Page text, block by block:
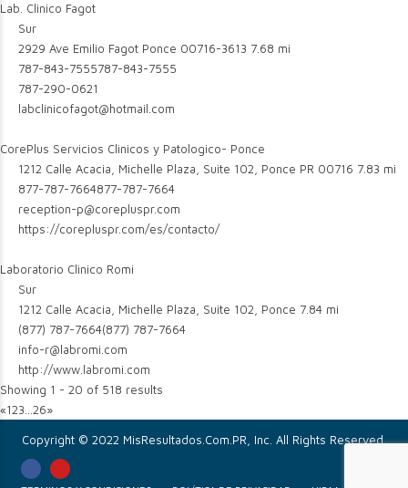
Lab. Clinico Fagot
Sur
2929 Ave Emilio Fagot Ponce 00716-3613 7.68 mi
787-843-7555787-843-7555
787-290-0621
labclinicofagot@hotmail.com
CorePlus Servicios Clinicos y Patologico- Ponce
1212 Calle Acacia, Michelle Plaza, Suite 102, Ponce PR 00716 7.83 mi
877-787-7664877-787-7664
reception-p@corepluspr.com
https://corepluspr.com/es/contacto/
Laboratorio Clinico Romi
Sur
1212 Calle Acacia, Michelle Plaza, Suite 102, Ponce 7.84 mi
(877) 787-7664(877) 787-7664
info-r@labromi.com
http://www.labromi.com
Showing 1 - 20 of 518 results
«123 26»
Copyright © 2022 MisResultados.Com.PR, Inc. All Rights Reserved.